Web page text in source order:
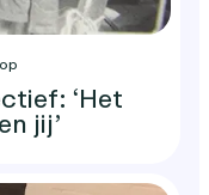
‘Het
jij’